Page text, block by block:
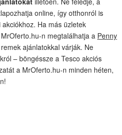
online, így otthonról is
Ha más üzletek
n megtalálhatja a Penny
ajánlatokkal várják. Ne
– böngéssze a Tesco akciós
a MrOferto.hu-n minden héten,